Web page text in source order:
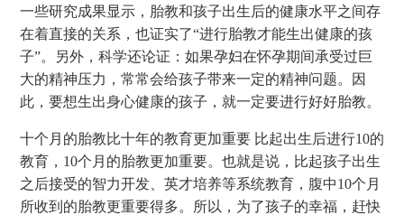
一些研究成果显示，胎教和孩子出生后的健康水平之间存
在着直接的关系，也证实了“进行胎教才能生出健康的孩
子”。另外，科学还论证：如果孕妇在怀孕期间承受过巨
大的精神压力，常常会给孩子带来一定的精神问题。因
此，要想生出身心健康的孩子，就一定要进行好好胎教。
十个月的胎教比十年的教育更加重要 比起出生后进行10的
教育，10个月的胎教更加重要。也就是说，比起孩子出生
之后接受的智力开发、英才培养等系统教育，腹中10个月
所收到的胎教更重要得多。所以，为了孩子的幸福，赶快